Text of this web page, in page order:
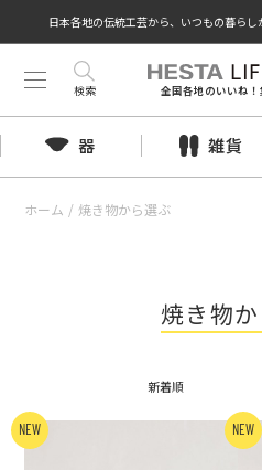
日本各地の伝統工芸から、いつもの暮ら
全国各地のいいね
検索
器 雑貨
ホーム / 焼き物から選ぶ
焼き物
NEW NEW